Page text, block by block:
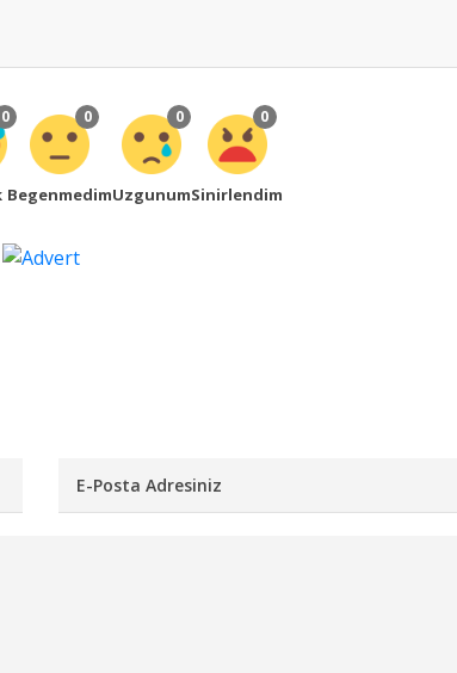
0 0
Begenmedim
0
Uzgunum
0
Sinirlendim